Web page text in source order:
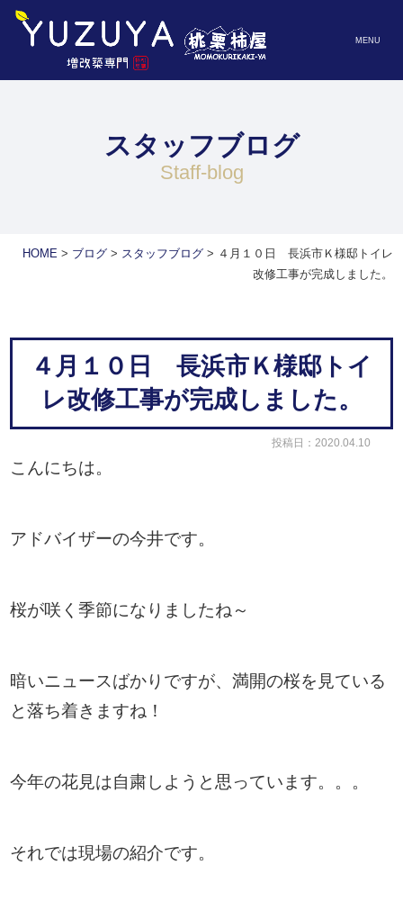
MENU
スタッフブログ
staff-blog
HOME> ブログ> スタッフブログ> ４月１０日 長浜市Ｋ様邸トイレ
改修工事が完成しました。
４月１０日 長浜市Ｋ様邸トイ
レ改修工事が完成しました。
投稿日：2020.04.10
こんにちは。
アドバイザーの今井です。
桜が咲く季節になりましたね～
暗いニュースばかりですが、満開の桜を見ている
と落ち着きますね！
今年の花見は自粛しようと思っています。。。
それでは現場の紹介です。